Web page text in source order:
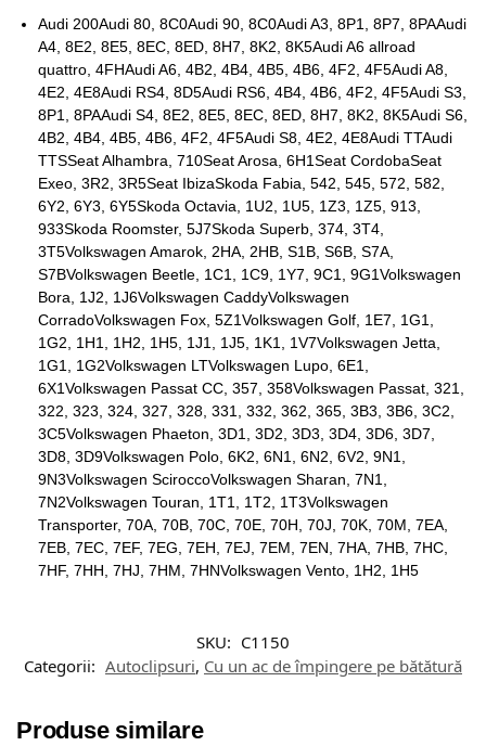
Audi 200Audi 80, 8C0Audi 90, 8C0Audi A3, 8P1, 8P7, 8PAAudi
A4, 8E2, 8E5, 8EC, 8ED, 8H7, 8K2, 8K5Audi A6 allroad
quattro, 4FHAudi A6, 4B2, 4B4, 4B5, 4B6, 4F2, 4F5Audi A8,
4E2, 4E8Audi RS4, 8D5Audi RS6, 4B4, 4B6, 4F2, 4F5Audi S3,
8P1, 8PAAudi S4, 8E2, 8E5, 8EC, 8ED, 8H7, 8K2, 8K5Audi S6,
4B2, 4B4, 4B5, 4B6, 4F2, 4F5Audi S8, 4E2, 4E8Audi TTAudi
TTSSeat Alhambra, 710Seat Arosa, 6H1Seat CordobaSeat
Exeo, 3R2, 3R5Seat IbizaSkoda Fabia, 542, 545, 572, 582,
6Y2, 6Y3, 6Y5Skoda Octavia, 1U2, 1U5, 1Z3, 1Z5, 913,
933Skoda Roomster, 5J7Skoda Superb, 374, 3T4,
3T5Volkswagen Amarok, 2HA, 2HB, S1B, S6B, S7A,
S7BVolkswagen Beetle, 1C1, 1C9, 1Y7, 9C1, 9G1Volkswagen
Bora, 1J2, 1J6Volkswagen CaddyVolkswagen
CorradoVolkswagen Fox, 5Z1Volkswagen Golf, 1E7, 1G1,
1G2, 1H1, 1H2, 1H5, 1J1, 1J5, 1K1, 1V7Volkswagen Jetta,
1G1, 1G2Volkswagen LTVolkswagen Lupo, 6E1,
6X1Volkswagen Passat CC, 357, 358Volkswagen Passat, 321,
322, 323, 324, 327, 328, 331, 332, 362, 365, 3B3, 3B6, 3C2,
3C5Volkswagen Phaeton, 3D1, 3D2, 3D3, 3D4, 3D6, 3D7,
3D8, 3D9Volkswagen Polo, 6K2, 6N1, 6N2, 6V2, 9N1,
9N3Volkswagen SciroccoVolkswagen Sharan, 7N1,
7N2Volkswagen Touran, 1T1, 1T2, 1T3Volkswagen
Transporter, 70A, 70B, 70C, 70E, 70H, 70J, 70K, 70M, 7EA,
7EB, 7EC, 7EF, 7EG, 7EH, 7EJ, 7EM, 7EN, 7HA, 7HB, 7HC,
7HF, 7HH, 7HJ, 7HM, 7HNVolkswagen Vento, 1H2, 1H5
SKU: C1150
Categorii: Autoclipsuri, Cu un ac de împingere pe bătătură
Produse similare